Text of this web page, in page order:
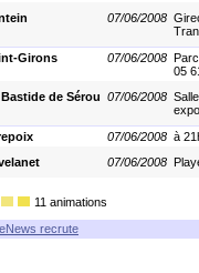
07/06/2008
Girons
07/06/2008
05
de Sérou 07/06/2008
07/06/2008 à
07/06/2008
11 animations
recrute